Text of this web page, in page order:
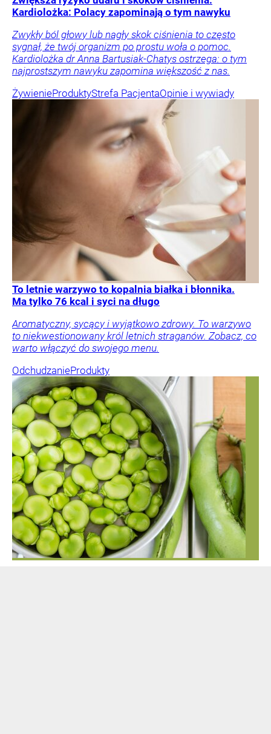
Kardiolożka: Polacy zapominają o tym nawyku
Zwykły ból głowy lub nagły skok ciśnienia to często
sygnał, że twój organizm po prostu woła o pomoc.
Kardiolożka dr Anna Bartusiak-Chatys ostrzega: o tym
najprostszym nawyku zapomina większość z nas.
ŻywienieProduktyStrefa PacjentaOpinie i wywiady
To letnie warzywo to kopalnia białka i błonnika.
Ma tylko 76 kcal i syci na długo
Aromatyczny, sycący i wyjątkowo zdrowy. To warzywo
to niekwestionowany król letnich straganów. Zobacz, co
warto włączyć do swojego menu.
OdchudzanieProdukty